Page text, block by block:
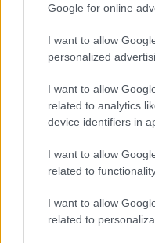
Google for online
I want to allow
personalized
I want to allow
related to analytics
device identifiers in
I want to allow
related to
I want to allow
related to
Η Επιστροφή
Πού δώσατε
σειρά;
Στα νέα παιδιά